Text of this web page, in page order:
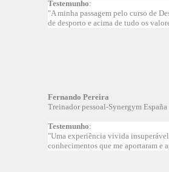
Testemunho:
"A minha passagem pelo curso de
de desporto e acima de tudo os
Fernando Pereira
Treinador pessoal-Synergym España
Testemunho:
"Uma experiência vivida
conhecimentos que me aportaram e